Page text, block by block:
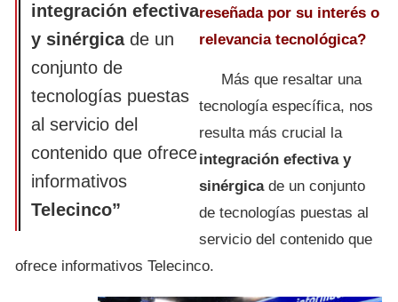
integración efectiva
y sinérgica de un
conjunto de
tecnologías puestas
al servicio del
contenido que ofrece
informativos
Telecinco”
reseñada por su interés o
relevancia tecnológica?
Más que resaltar una
tecnología específica, nos
resulta más crucial la
integración efectiva y
sinérgica de un conjunto
de tecnologías puestas al
servicio del contenido que
ofrece informativos Telecinco.